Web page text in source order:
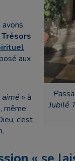
Jubilé
avons
aux
aimé » à
même
c’est